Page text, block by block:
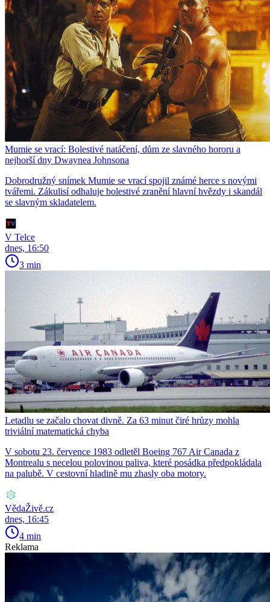
Mumie se vrací: Bolestivé natáčení, dům ze slavného hororu a
nejhorší dny Dwaynea Johnsona
Dobrodružný snímek Mumie se vrací spojil známé herce s novými
tvářemi. Zákulisí odhaluje bolestivé zranění hlavní hvězdy i skandál
se slavným skladatelem.
V Telce
dnes, 16:50
3 min
Letadlu se začalo chovat divně. Za 63 minut čiré hrůzy mohla
triviální matematická chyba
V sobotu 23. července 1983 odletěl Boeing 767 Air Canada z
Montrealu s necelou polovinou paliva, které posádka předpokládala
na palubě. V cestovní hladině mu zhasly oba motory.
VědaŽivě.cz
dnes, 16:45
4 min
Reklama